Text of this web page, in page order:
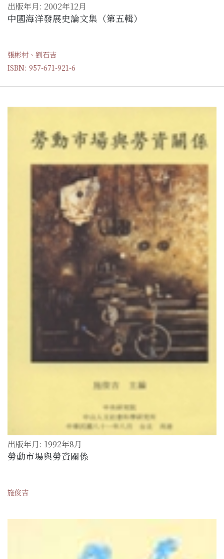
出版年月: 2002年12月
中國海洋發展史論文集（第五輯）
張彬村、劉石吉
ISBN: 957-671-921-6
出版年月: 1992年8月
勞動市場與勞資關係
施俊吉